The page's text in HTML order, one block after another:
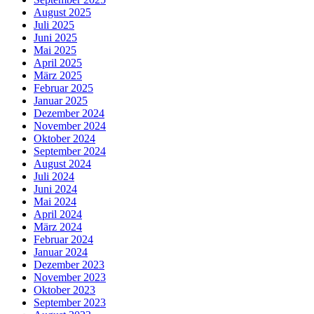
August 2025
Juli 2025
Juni 2025
Mai 2025
April 2025
März 2025
Februar 2025
Januar 2025
Dezember 2024
November 2024
Oktober 2024
September 2024
August 2024
Juli 2024
Juni 2024
Mai 2024
April 2024
März 2024
Februar 2024
Januar 2024
Dezember 2023
November 2023
Oktober 2023
September 2023